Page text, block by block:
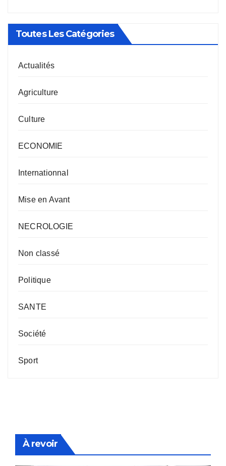
Toutes Les Catégories
Actualités
Agriculture
Culture
ECONOMIE
Internationnal
Mise en Avant
NECROLOGIE
Non classé
Politique
SANTE
Société
Sport
À revoir